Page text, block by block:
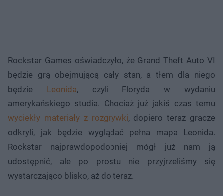
Rockstar Games oświadczyło, że Grand Theft Auto VI
będzie grą obejmującą cały stan, a tłem dla niego
będzie Leonida, czyli Floryda w wydaniu
amerykańskiego studia. Chociaż już jakiś czas temu
wyciekły materiały z rozgrywki, dopiero teraz gracze
odkryli, jak będzie wyglądać pełna mapa Leonida.
Rockstar najprawdopodobniej mógł już nam ją
udostępnić, ale po prostu nie przyjrzeliśmy się
wystarczająco blisko, aż do teraz.